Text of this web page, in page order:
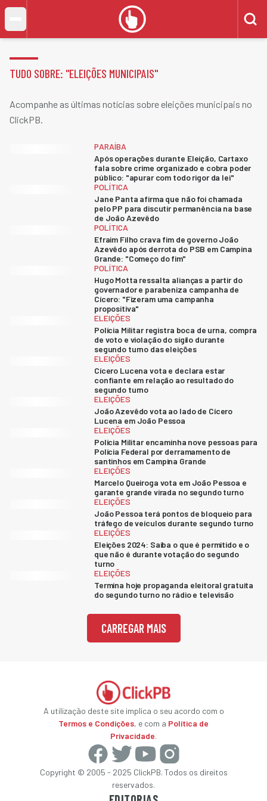
TUDO SOBRE: "ELEIÇÕES MUNICIPAIS"
Acompanhe as últimas notícias sobre eleições municipais no
ClickPB.
PARAÍBA
Após operações durante Eleição, Cartaxo
fala sobre crime organizado e cobra poder
público: "apurar com todo rigor da lei"
POLÍTICA
Jane Panta afirma que não foi chamada
pelo PP para discutir permanência na base
de João Azevêdo
POLÍTICA
Efraim Filho crava fim de governo João
Azevêdo após derrota do PSB em Campina
Grande: "Começo do fim"
POLÍTICA
Hugo Motta ressalta alianças a partir do
governador e parabeniza campanha de
Cícero: "Fizeram uma campanha
propositiva"
ELEIÇÕES
Polícia Militar registra boca de urna, compra
de voto e violação do sigilo durante
segundo turno das eleições
ELEIÇÕES
Cícero Lucena vota e declara estar
confiante em relação ao resultado do
segundo turno
ELEIÇÕES
João Azevêdo vota ao lado de Cícero
Lucena em João Pessoa
ELEIÇÕES
Polícia Militar encaminha nove pessoas para
Polícia Federal por derramamento de
santinhos em Campina Grande
ELEIÇÕES
Marcelo Queiroga vota em João Pessoa e
garante grande virada no segundo turno
ELEIÇÕES
João Pessoa terá pontos de bloqueio para
tráfego de veículos durante segundo turno
ELEIÇÕES
Eleições 2024: Saiba o que é permitido e o
que não é durante votação do segundo
turno
ELEIÇÕES
Termina hoje propaganda eleitoral gratuita
do segundo turno no rádio e televisão
CARREGAR MAIS
A utilização deste site implica o seu acordo com o
Termos e Condições, e com a Política de
Privacidade.
Copyright © 2005 - 2025 ClickPB. Todos os direitos
reservados.